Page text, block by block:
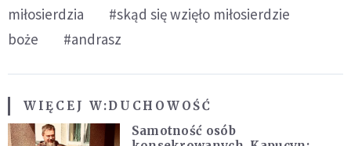
miłosierdzia
#skąd się wzięło miłosierdzie
boże
#andrasz
WIĘCEJ W:DUCHOWOŚĆ
Samotność osób